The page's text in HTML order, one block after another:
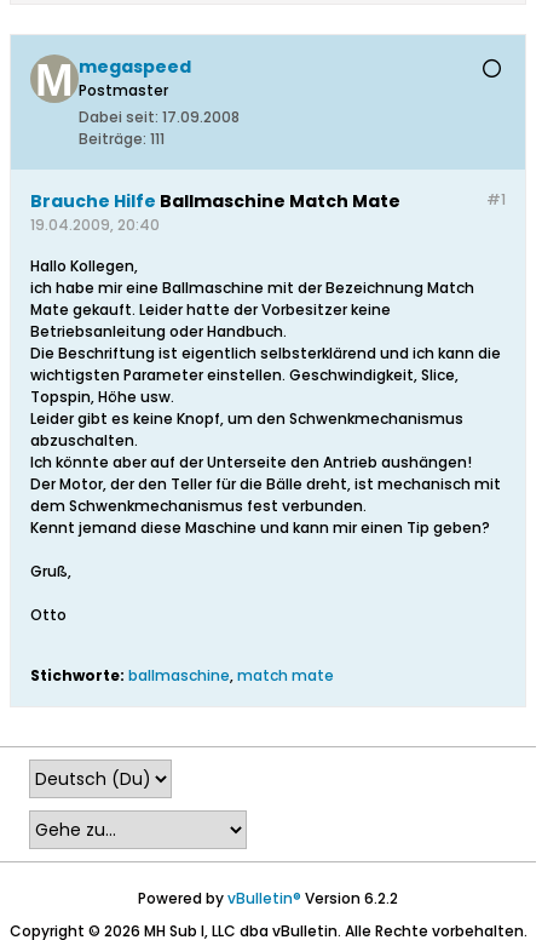
megaspeed
Postmaster
Dabei seit: 17.09.2008
Beiträge: 111
#1
Brauche Hilfe Ballmaschine Match Mate
19.04.2009, 20:40
Hallo Kollegen,
ich habe mir eine Ballmaschine mit der Bezeichnung Match
Mate gekauft. Leider hatte der Vorbesitzer keine
Betriebsanleitung oder Handbuch.
Die Beschriftung ist eigentlich selbsterklärend und ich kann die
wichtigsten Parameter einstellen. Geschwindigkeit, Slice,
Topspin, Höhe usw.
Leider gibt es keine Knopf, um den Schwenkmechanismus
abzuschalten.
Ich könnte aber auf der Unterseite den Antrieb aushängen!
Der Motor, der den Teller für die Bälle dreht, ist mechanisch mit
dem Schwenkmechanismus fest verbunden.
Kennt jemand diese Maschine und kann mir einen Tip geben?
Gruß,
Otto
Stichworte: ballmaschine,match mate
Powered byvBulletin® Version 6.2.2
Copyright © 2026 MH Sub I, LLC dba vBulletin. Alle Rechte vorbehalten.